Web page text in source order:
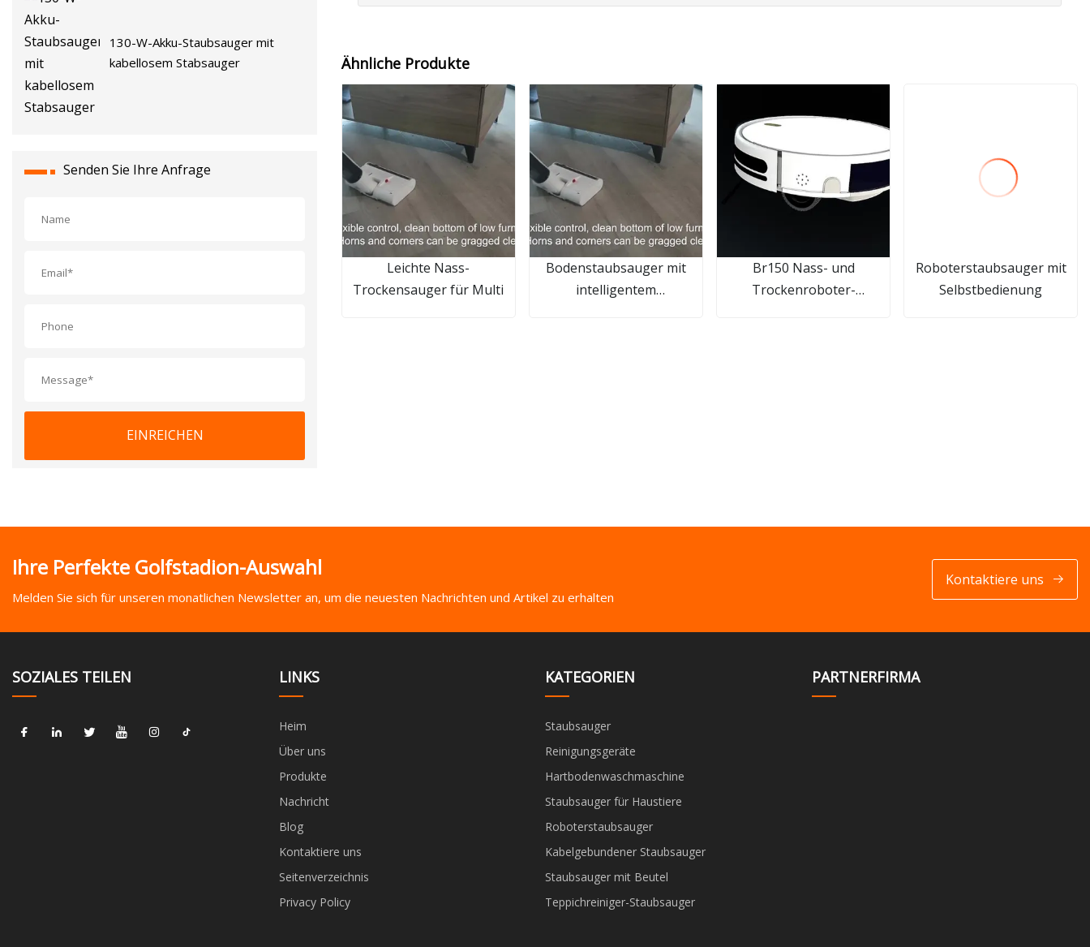
130-W-Akku-Staubsauger mit
kabellosem Stabsauger
Senden Sie Ihre Anfrage
EINREICHEN
Ähnliche Produkte
Leichte Nass-
Trockensauger für Multi
Bodenstaubsauger mit
intelligentem
Br150 Nass- und
Trockenroboter-
Roboterstaubsauger mit
Selbstbedienung
Ihre Perfekte Golfstadion-Auswahl
Melden Sie sich für unseren monatlichen Newsletter an, um die neuesten Nachrichten und Artikel zu erhalten
Kontaktiere uns
SOZIALES TEILEN LINKS
Heim
Über uns
Produkte
Nachricht
Blog
Kontaktiere uns
Seitenverzeichnis
Privacy Policy
KATEGORIEN
Staubsauger
Reinigungsgeräte
Hartbodenwaschmaschine
Staubsauger für Haustiere
Roboterstaubsauger
Kabelgebundener Staubsauger
Staubsauger mit Beutel
Teppichreiniger-Staubsauger
PARTNERFIRMA